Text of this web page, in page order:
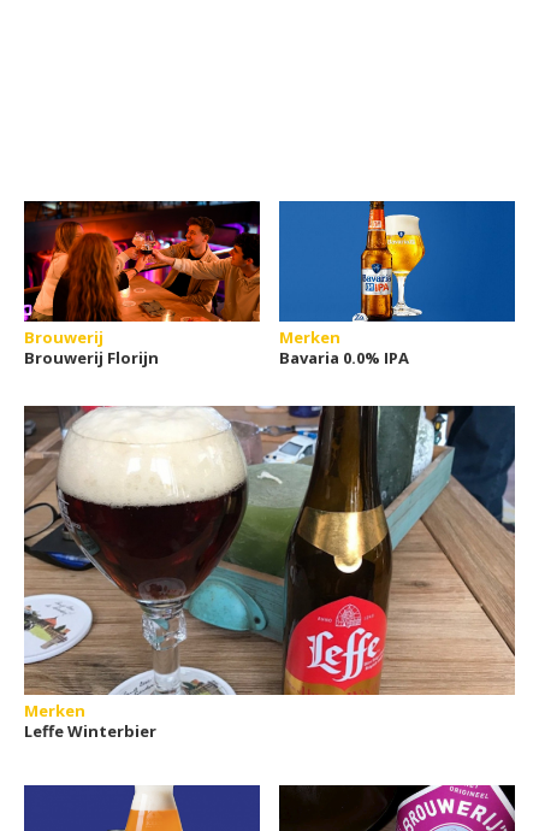
Brouwerij
Brouwerij Florijn
Merken
Bavaria 0.0% IPA
Merken
Leffe Winterbier